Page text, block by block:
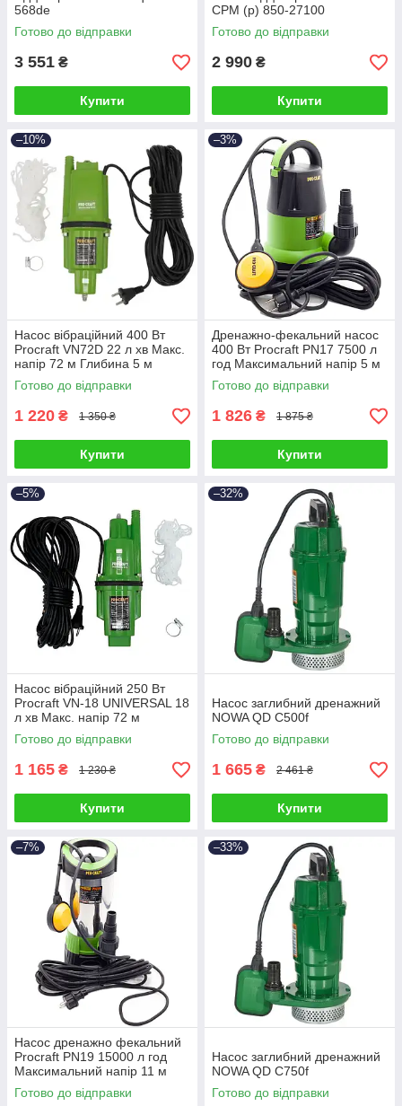
568de
Готово до відправки
3 551 ₴
Купити
CPM (p) 850-27100
Готово до відправки
2 990 ₴
Купити
–10%
Насос вібраційний 400 Вт
Procraft VN72D 22 л хв Макс.
напір 72 м Глибина 5 м
Готово до відправки
1 220 ₴ 1 350 ₴
Купити
–3%
Дренажно-фекальний насос
400 Вт Procraft PN17 7500 л
год Максимальний напір 5 м
Глибина 5 м
Готово до відправки
1 826 ₴ 1 875 ₴
Купити
–5%
Насос вібраційний 250 Вт
Procraft VN-18 UNIVERSAL 18
л хв Макс. напір 72 м
Глибина 5 м
Готово до відправки
1 165 ₴ 1 230 ₴
Купити
–32%
Насос заглибний дренажний
NOWA QD C500f
Готово до відправки
1 665 ₴ 2 461 ₴
Купити
–7%
Насос дренажно фекальний
Procraft PN19 15000 л год
Максимальний напір 11 м
Глибина 8 м
Готово до відправки
–33%
Насос заглибний дренажний
NOWA QD C750f
Готово до відправки